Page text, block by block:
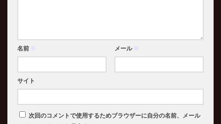
名前 ※ メール ※
サイト
次回のコメントで使用するためブラウザーに自分の名前、メール